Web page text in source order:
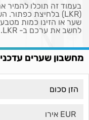
לחשב את ערכם ב- LKR.
מחשבון שערים עדכני
EUR אירו